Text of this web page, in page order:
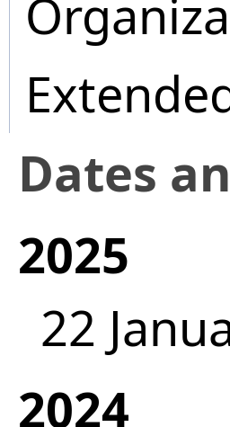
Dates
2025
22
2024